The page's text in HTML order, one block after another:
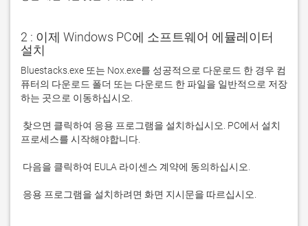
2 : 이제 Windows PC에 소프트웨어 에뮬레이터
설치
Bluestacks.exe 또는 Nox.exe를 성공적으로 다운로드 한 경우 컴
퓨터의 다운로드 폴더 또는 다운로드 한 파일을 일반적으로 저장